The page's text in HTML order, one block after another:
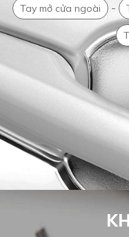
Tay mở cửa ngoài -